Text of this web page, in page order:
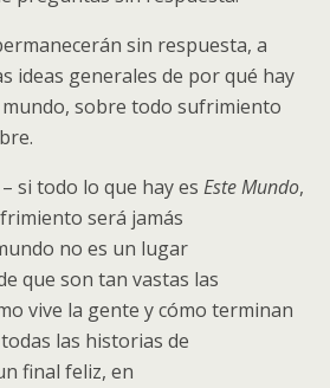
sin respuesta, a
ideas generales de por qué hay
sobre todo sufrimiento
si todo lo que hay es Este Mundo,
será jamás
no es un lugar
que son tan vastas las
vive la gente y cómo terminan
las historias de
final feliz, en